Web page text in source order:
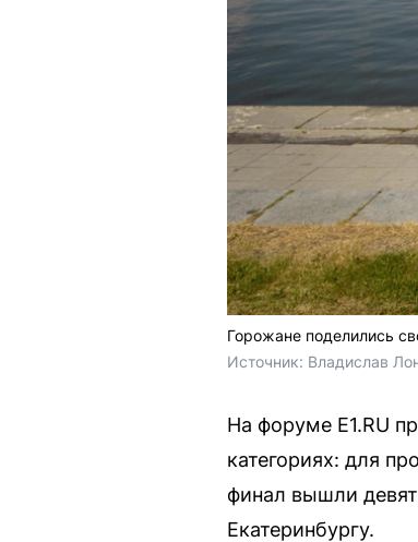
Горожане поделились
Источник: Владислав
На форуме E1.RU
категориях: для
финал вышли
Екатеринбургу.